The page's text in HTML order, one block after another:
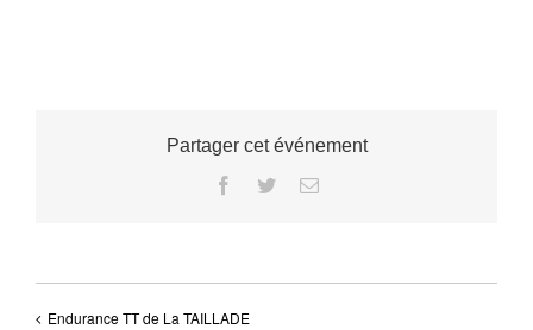
Partager cet événement
Facebook
TwitterEmail
Endurance TT de La TAILLADE